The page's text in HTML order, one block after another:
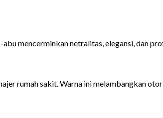
mencerminkan netralitas, elegansi, dan
rumah sakit. Warna ini melambangkan